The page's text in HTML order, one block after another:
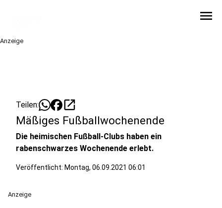
menu
Anzeige
Teilen: open_in_new
Mäßiges Fußballwochenende
Die heimischen Fußball-Clubs haben ein
rabenschwarzes Wochenende erlebt.
Veröffentlicht: Montag, 06.09.2021 06:01
Anzeige